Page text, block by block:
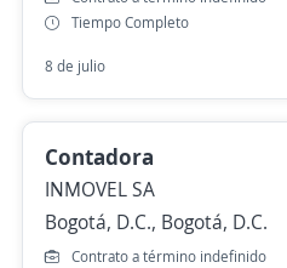
Tiempo Completo
8 de julio
Contadora
INMOVEL SA
Bogotá, D.C., Bogotá, D.C.
Contrato a término indefinido